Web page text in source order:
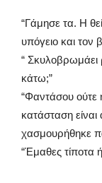
“Γάμησε τα. Η
υπόγειο και τον
“
κάτω;”
“Φαντάσου ούτε
κατάσταση είναι
χασμουρήθηκε
“Έμαθες τίποτα